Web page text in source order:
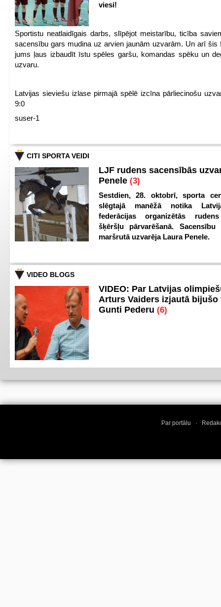
viesi!
Sportistu neatlaidīgais darbs, slīpējot meistarību, ticība
sacensību gars mudina uz arvien jaunām uzvarām. Un arī šis
jums ļaus izbaudīt īstu spēles garšu, komandas spēku un
uzvaru.
Latvijas sieviešu izlase pirmajā spēlē izcīna pārliecinošu
9:0
suser-1
CITI SPORTA VEIDI
LJF rudens sacensībās
Penele (3)
Sestdien, 28. oktobrī, sporta
slēgtajā manēžā notika
federācijas organizētās
šķēršļu pārvarēšanā. Sacensību
maršrutā uzvarēja Laura Penele.
VIDEO BLOGS
VIDEO: Par Latvijas
Arturs Vaiders izjautā bijušo
Gunti Pederu (6)
Par portālu ·